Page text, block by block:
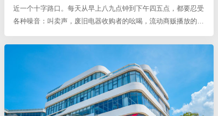
近一个十字路口。每天从早上八九点钟到下午四五点，都要忍受
各种噪音：叫卖声，废旧电器收购者的吆喝，流动商贩播放的歌
鸣……这种街头叫卖声完